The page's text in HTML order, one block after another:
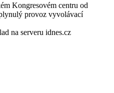
Kongresovém centru od
provoz vyvolávací
na serveru idnes.cz